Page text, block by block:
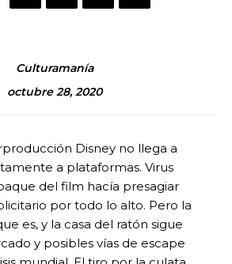
Culturamanía
octubre 28, 2020
Disney no llega a
a plataformas. Virus
del film hacía presagiar
por todo lo alto. Pero la
es, y la casa del ratón sigue
y posibles vías de escape